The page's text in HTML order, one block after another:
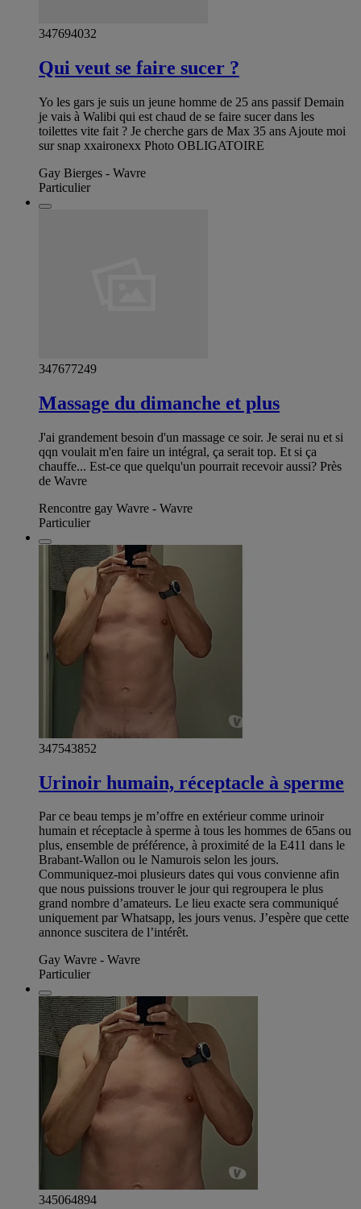
347694032
Qui veut se faire sucer ?
Yo les gars je suis un jeune homme de 25 ans passif Demain
je vais à Walibi qui est chaud de se faire sucer dans les
toilettes vite fait ? Je cherche gars de Max 35 ans Ajoute moi
sur snap xxaironexx Photo OBLIGATOIRE
Gay Bierges - Wavre
Particulier
347677249
Massage du dimanche et plus
J'ai grandement besoin d'un massage ce soir. Je serai nu et si
qqn voulait m'en faire un intégral, ça serait top. Et si ça
chauffe... Est-ce que quelqu'un pourrait recevoir aussi? Près
de Wavre
Rencontre gay Wavre - Wavre
Particulier
347543852
Urinoir humain, réceptacle à sperme
Par ce beau temps je m’offre en extérieur comme urinoir
humain et réceptacle à sperme à tous les hommes de 65ans ou
plus, ensemble de préférence, à proximité de la E411 dans le
Brabant-Wallon ou le Namurois selon les jours.
Communiquez-moi plusieurs dates qui vous convienne afin
que nous puissions trouver le jour qui regroupera le plus
grand nombre d’amateurs. Le lieu exacte sera communiqué
uniquement par Whatsapp, les jours venus. J’espère que cette
annonce suscitera de l’intérêt.
Gay Wavre - Wavre
Particulier
345064894